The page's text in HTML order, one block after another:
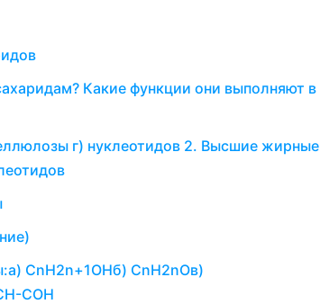
Какие функции они выполняют в
г) нуклеотидов 2. Высшие жирные
CnH2n+1OHб) CnH2nOв)
COH